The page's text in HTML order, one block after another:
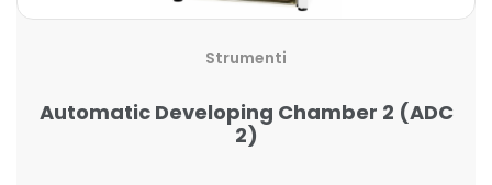
Strumenti
Automatic Developing Chamber 2 (ADC
2)